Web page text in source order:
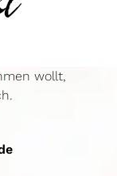
wollt,